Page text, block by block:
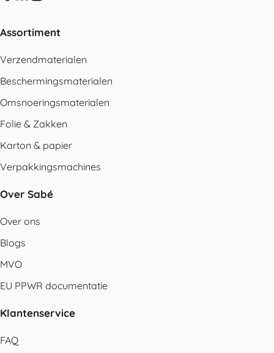
Assortiment
Verzendmaterialen
Beschermingsmaterialen
Omsnoeringsmaterialen
Folie & Zakken
Karton & papier
Verpakkingsmachines
Over Sabé
Over ons
Blogs
MVO
EU PPWR documentatie
Klantenservice
FAQ